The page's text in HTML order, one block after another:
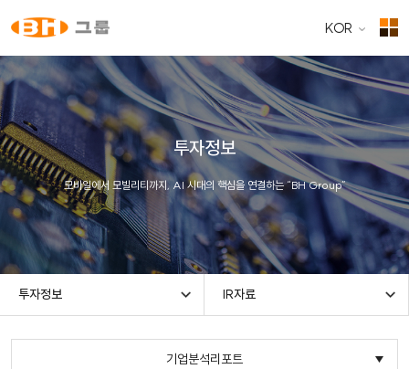
KOR
투자정보
모바일에서 모빌리티까지, AI 시대의 핵심을 연결하는 “BH Group”
투자정보 IR자료
기업분석리포트